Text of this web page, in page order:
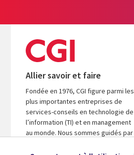
Allier savoir et faire
Fondée en 1976, CGI figure parmi les
plus importantes entreprises de
services-conseils en technologie de
l’information (TI) et en management
au monde. Nous sommes guidés par